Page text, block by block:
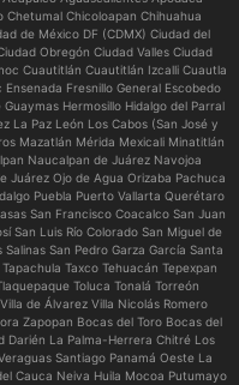
Chicoloapan Chihuahua
de México DF (CDMX) Ciudad del
Obregón Ciudad Valles Ciudad
Cuautitlán Cuautitlán Izcalli Cuautla
Fresnillo General Escobedo
Hermosillo Hidalgo del Parral
La Paz León Los Cabos (San José y
Mazatlán Mérida Mexicali Minatitlán
Naucalpan de Juárez Navojoa
Juárez Ojo de Agua Orizaba Pachuca
Puebla Puerto Vallarta Querétaro
San Francisco Coacalco San Juan
San Luis Río Colorado San Miguel de
San Pedro Garza García Santa
Taxco Tehuacán Tepexpan
Toluca Tonalá Torreón
de Álvarez Villa Nicolás Romero
Zapopan Bocas del Toro Bocas del
Darién La Palma-Herrera Chitré Los
Santiago Panamá Oeste La
Cauca Neiva Huila Mocoa Putumayo